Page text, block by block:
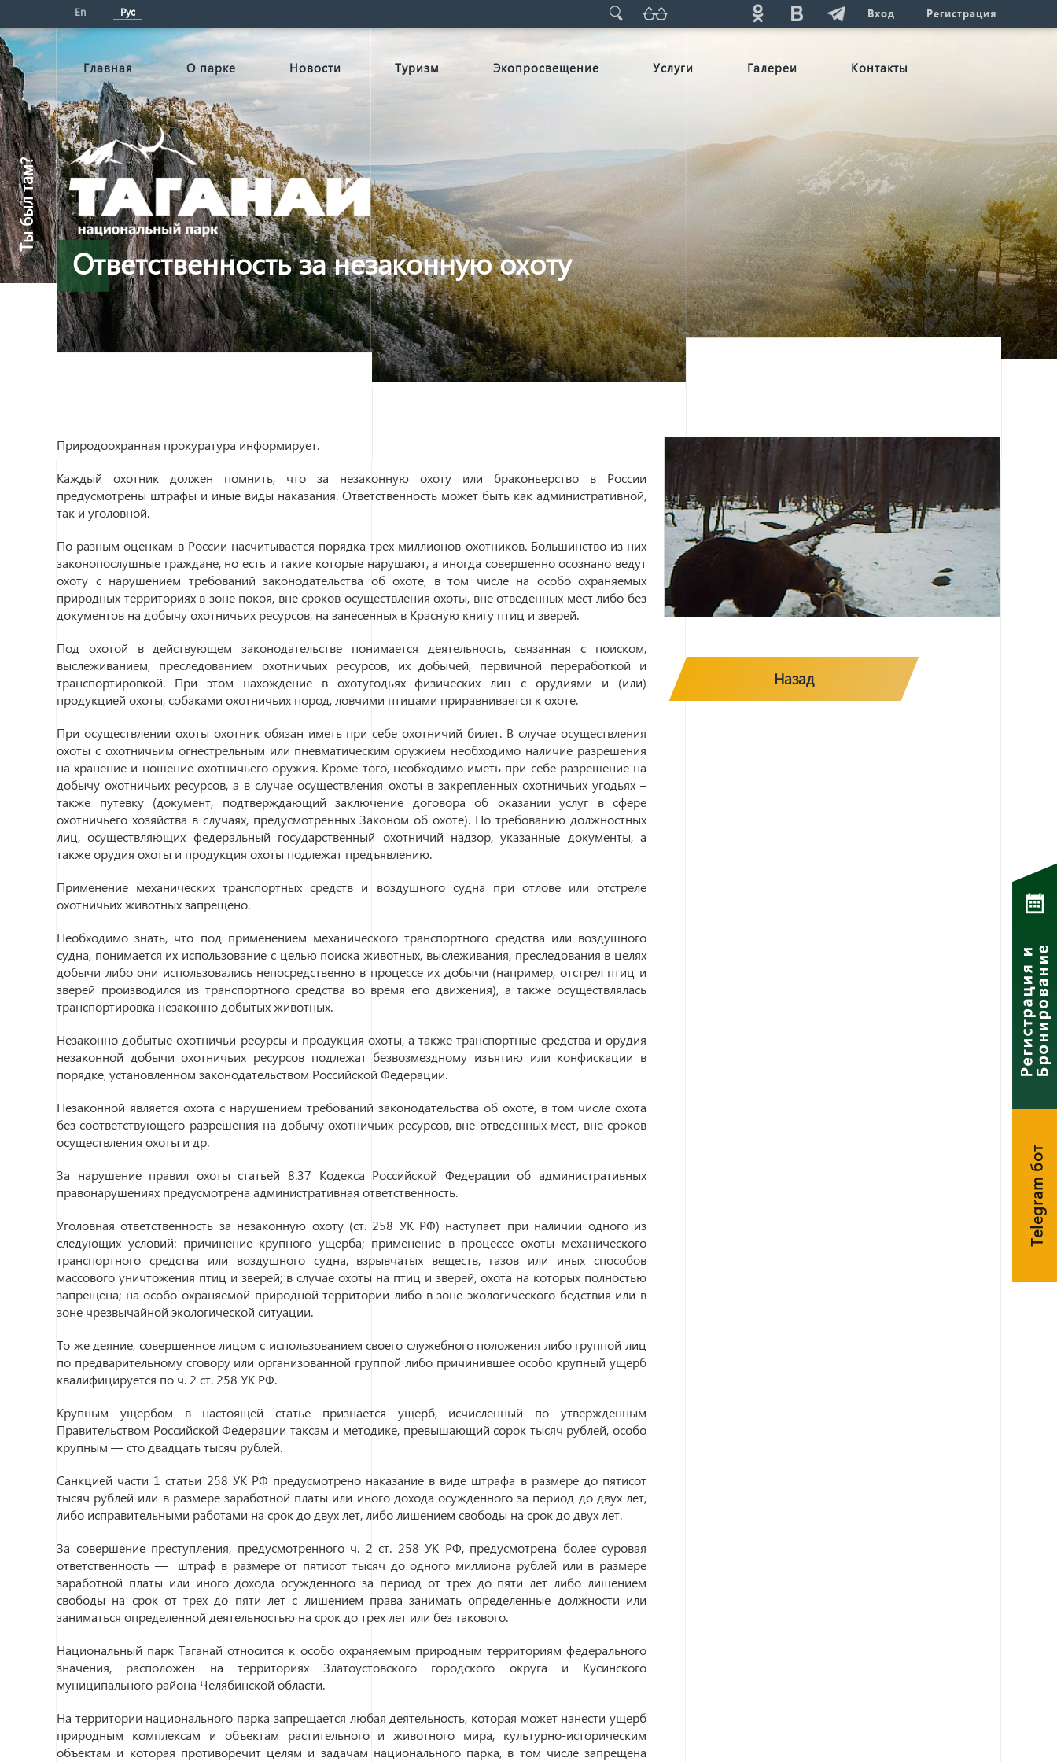
En Рус Вход Регистрация
Главная О парке Новости Туризм Экопросвещение Услуги Галереи Контакты
Ответственность за незаконную охоту
Ты был там?
Природоохранная прокуратура информирует.
Каждый охотник должен помнить, что за незаконную охоту или браконьерство в России
предусмотрены штрафы и иные виды наказания. Ответственность может быть как административной,
так и уголовной.
По разным оценкам в России насчитывается порядка трех миллионов охотников. Большинство из них
законопослушные граждане, но есть и такие которые нарушают, а иногда совершенно осознано ведут
охоту с нарушением требований законодательства об охоте, в том числе на особо охраняемых
природных территориях в зоне покоя, вне сроков осуществления охоты, вне отведенных мест либо без
документов на добычу охотничьих ресурсов, на занесенных в Красную книгу птиц и зверей.
Под охотой в действующем законодательстве понимается деятельность, связанная с поиском,
выслеживанием, преследованием охотничьих ресурсов, их добычей, первичной переработкой и
транспортировкой. При этом нахождение в охотугодьях физических лиц с орудиями и (или)
продукцией охоты, собаками охотничьих пород, ловчими птицами приравнивается к охоте.
При осуществлении охоты охотник обязан иметь при себе охотничий билет. В случае осуществления
охоты с охотничьим огнестрельным или пневматическим оружием необходимо наличие разрешения
на хранение и ношение охотничьего оружия. Кроме того, необходимо иметь при себе разрешение на
добычу охотничьих ресурсов, а в случае осуществления охоты в закрепленных охотничьих угодьях –
также путевку (документ, подтверждающий заключение договора об оказании услуг в сфере
охотничьего хозяйства в случаях, предусмотренных Законом об охоте). По требованию должностных
лиц, осуществляющих федеральный государственный охотничий надзор, указанные документы, а
также орудия охоты и продукция охоты подлежат предъявлению.
Применение механических транспортных средств и воздушного судна при отлове или отстреле
охотничьих животных запрещено.
Необходимо знать, что под применением механического транспортного средства или воздушного
судна, понимается их использование с целью поиска животных, выслеживания, преследования в целях
добычи либо они использовались непосредственно в процессе их добычи (например, отстрел птиц и
зверей производился из транспортного средства во время его движения), а также осуществлялась
транспортировка незаконно добытых животных.
Незаконно добытые охотничьи ресурсы и продукция охоты, а также транспортные средства и орудия
незаконной добычи охотничьих ресурсов подлежат безвозмездному изъятию или конфискации в
порядке, установленном законодательством Российской Федерации.
Незаконной является охота с нарушением требований законодательства об охоте, в том числе охота
без соответствующего разрешения на добычу охотничьих ресурсов, вне отведенных мест, вне сроков
осуществления охоты и др.
За нарушение правил охоты статьей 8.37 Кодекса Российской Федерации об административных
правонарушениях предусмотрена административная ответственность.
Уголовная ответственность за незаконную охоту (ст. 258 УК РФ) наступает при наличии одного из
следующих условий: причинение крупного ущерба; применение в процессе охоты механического
транспортного средства или воздушного судна, взрывчатых веществ, газов или иных способов
массового уничтожения птиц и зверей; в случае охоты на птиц и зверей, охота на которых полностью
запрещена; на особо охраняемой природной территории либо в зоне экологического бедствия или в
зоне чрезвычайной экологической ситуации.
То же деяние, совершенное лицом с использованием своего служебного положения либо группой лиц
по предварительному сговору или организованной группой либо причинившее особо крупный ущерб
квалифицируется по ч. 2 ст. 258 УК РФ.
Крупным ущербом в настоящей статье признается ущерб, исчисленный по утвержденным
Правительством Российской Федерации таксам и методике, превышающий сорок тысяч рублей, особо
крупным — сто двадцать тысяч рублей.
Санкцией части 1 статьи 258 УК РФ предусмотрено наказание в виде штрафа в размере до пятисот
тысяч рублей или в размере заработной платы или иного дохода осужденного за период до двух лет,
либо исправительными работами на срок до двух лет, либо лишением свободы на срок до двух лет.
За совершение преступления, предусмотренного ч. 2 ст. 258 УК РФ, предусмотрена более суровая
ответственность — штраф в размере от пятисот тысяч до одного миллиона рублей или в размере
заработной платы или иного дохода осужденного за период от трех до пяти лет либо лишением
свободы на срок от трех до пяти лет с лишением права занимать определенные должности или
заниматься определенной деятельностью на срок до трех лет или без такового.
Национальный парк Таганай относится к особо охраняемым природным территориям федерального
значения, расположен на территориях Златоустовского городского округа и Кусинского
муниципального района Челябинской области.
На территории национального парка запрещается любая деятельность, которая может нанести ущерб
природным комплексам и объектам растительного и животного мира, культурно-историческим
объектам и которая противоречит целям и задачам национального парка, в том числе запрещена
Назад
Telegram бот